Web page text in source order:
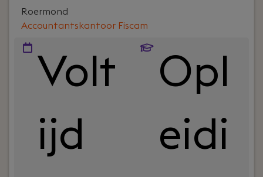
dicht op het productieproces zit en niet bang is
om een duidelijke kwaliteitsbeslissing te nemen.
Accountantskantoor Fiscam
Roermond
Volt
ijd
Opl
eidi